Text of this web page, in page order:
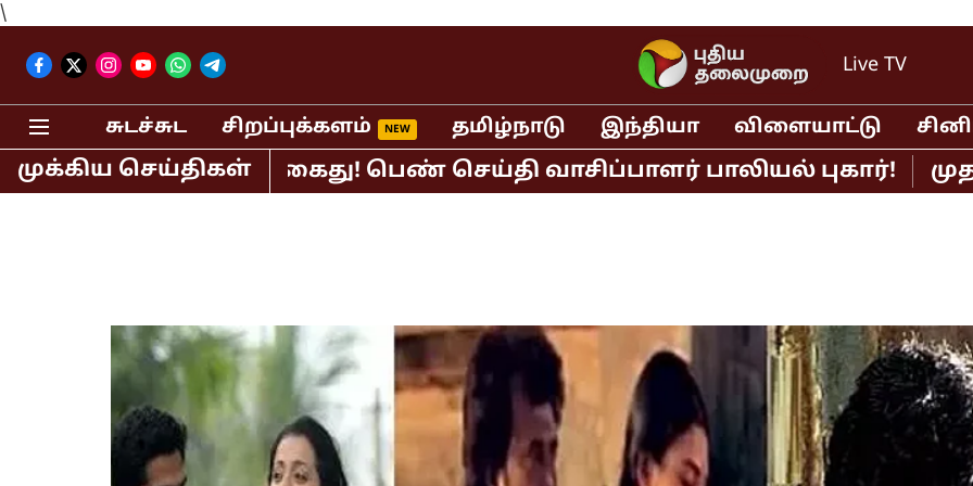
\
Live TV
சுடச்சுட சிறப்புக்களம் தமிழ்நாடு இந்தியா விளையாட்டு
முக்கிய செய்திகள்
பி.ஆர்.சுந்தர் கைது! பெண் செய்தி வாசிப்பாளர் பாலியல் புகார்! முதல்வர்